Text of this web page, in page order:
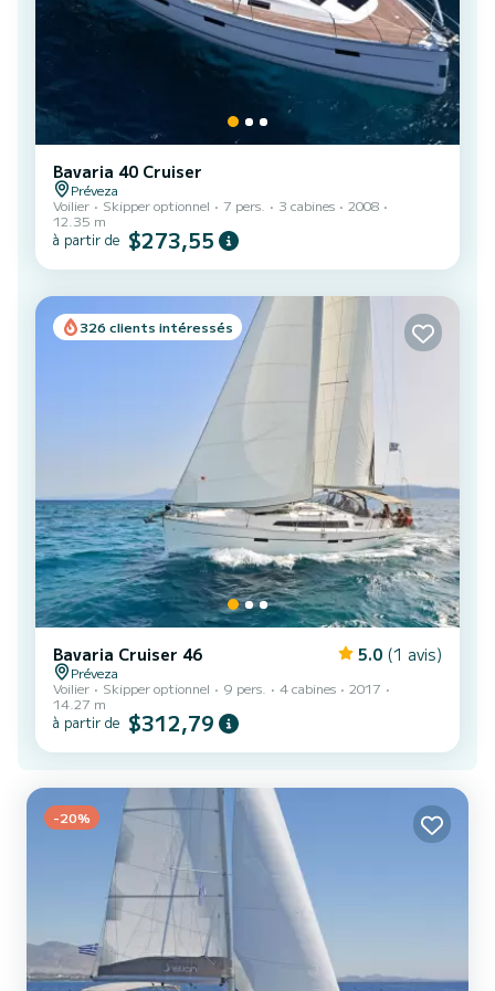
Bavaria 40 Cruiser
Préveza
Voilier
Skipper optionnel 7 pers. 3 cabines
2008
12.35 m
à partir de $273,55
326 clients intéressés
Bavaria Cruiser 46 5.0 (1 avis)
Préveza
Voilier
Skipper optionnel 9 pers. 4 cabines
2017
14.27 m
à partir de $312,79
-20%